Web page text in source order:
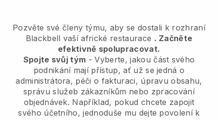
Pozvěte své členy týmu, aby se dostali k rozhraní
Blackbell vaší africké restaurace . Začněte
efektivně spolupracovat.
Spojte svůj tým - Vyberte, jakou část svého
podnikání mají přístup, ať už se jedná o
administrátora, péči o fakturaci, úpravu obsahu,
správu služeb zákazníkům nebo zpracování
objednávek. Například, pokud chcete zapojit
svého účetního, jednoduše mu dejte povolení k